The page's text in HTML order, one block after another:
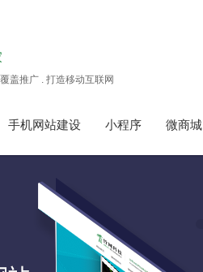
盖推广 . 打造移动互联网
手机网站建设 小程序 微商城